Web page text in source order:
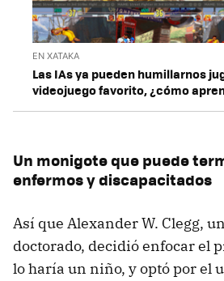
EN XATAKA
Las IAs ya pueden humillarnos
videojuego favorito, ¿cómo
Un monigote que puede
enfermos y discapacitados
Así que Alexander W. Clegg,
doctorado, decidió enfocar el
lo haría un niño, y optó por el